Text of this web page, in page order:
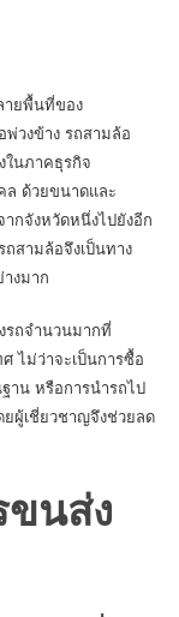
ายพื้นที่ของ
พ่วงข้าง รถสามล้อ
ในภาคธุรกิจ
ล ด้วยขนาดและ
กจังหวัดหนึ่งไปยังอีก
ถสามล้อจึงเป็นทาง
งมาก
รถจำนวนมากที่
ไม่ว่าจะเป็นการซื้อ
าน หรือการนำรถไป
ผู้เชี่ยวชาญจึงช่วยลด
ขนส่ง